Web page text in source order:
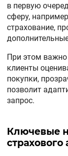
в первую
сферу,
страхование,
При этом
клиенты
покупки,
позволит
запрос.
Ключевые
страхового